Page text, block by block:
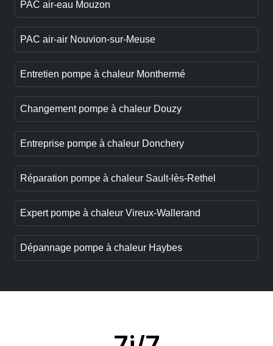
PAC air-eau Mouzon
PAC air-air Nouvion-sur-Meuse
Entretien pompe à chaleur Monthermé
Changement pompe à chaleur Douzy
Entreprise pompe à chaleur Donchery
Réparation pompe à chaleur Sault-lès-Rethel
Expert pompe à chaleur Vireux-Wallerand
Dépannage pompe à chaleur Haybes